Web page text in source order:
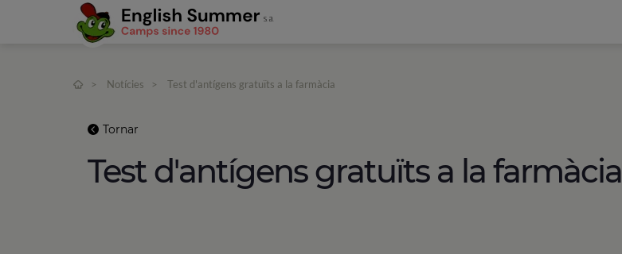
> Notícies > Test d'antígens gratuïts a la farmàcia
Tornar
Test d'antígens gratuïts a la farmàcia